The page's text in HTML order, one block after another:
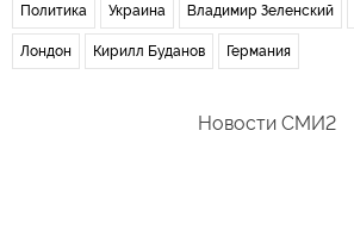
Политика Украина Владимир Зеленский
Лондон Кирилл Буданов Германия
Новости СМИ2